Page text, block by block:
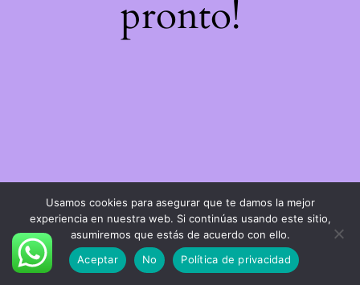
pronto!
Usamos cookies para asegurar que te damos la mejor
experiencia en nuestra web. Si continúas usando este sitio,
asumiremos que estás de acuerdo con ello.
Aceptar
No Política de privacidad